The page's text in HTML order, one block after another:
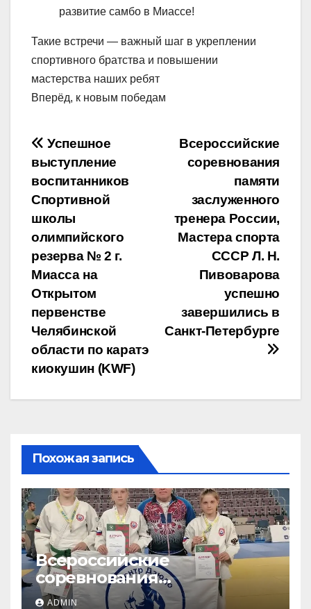
развитие самбо в Миассе!
Такие встречи — важный шаг в укреплении
спортивного братства и повышении
мастерства наших ребят
Вперёд, к новым победам
Навигация
по
записям
Всероссийские
соревнования
памяти
заслуженного
тренера России,
Мастера спорта
СССР Л. Н.
Пивоварова
успешно
завершились в
Санкт-Петербурге
Успешное
выступление
воспитанников
Спортивной
школы
олимпийского
резерва № 2 г.
Миасса на
Открытом
первенстве
Челябинской
области по каратэ
киокушин (KWF)
Похожая запись
Всероссийские
соревнования
«ЛОКОДЗЮДО»!
ADMIN